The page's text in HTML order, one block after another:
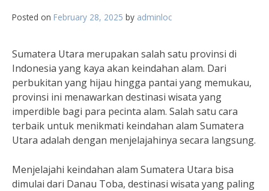
Posted on February 28, 2025 by adminloc
Sumatera Utara merupakan salah satu provinsi di
Indonesia yang kaya akan keindahan alam. Dari
perbukitan yang hijau hingga pantai yang memukau,
provinsi ini menawarkan destinasi wisata yang
imperdible bagi para pecinta alam. Salah satu cara
terbaik untuk menikmati keindahan alam Sumatera
Utara adalah dengan menjelajahinya secara langsung.
Menjelajahi keindahan alam Sumatera Utara bisa
dimulai dari Danau Toba, destinasi wisata yang paling